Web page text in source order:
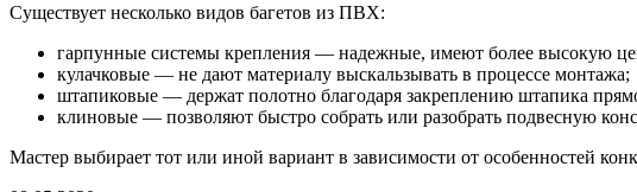
Существует несколько видов багетов из ПВХ:
гарпунные системы крепления — надежные, имеют более высокую
кулачковые — не дают материалу выскальзывать в процессе монтажа;
штапиковые — держат полотно благодаря закреплению штапика
клиновые — позволяют быстро собрать или разобрать подвесную
Мастер выбирает тот или иной вариант в зависимости от особенностей